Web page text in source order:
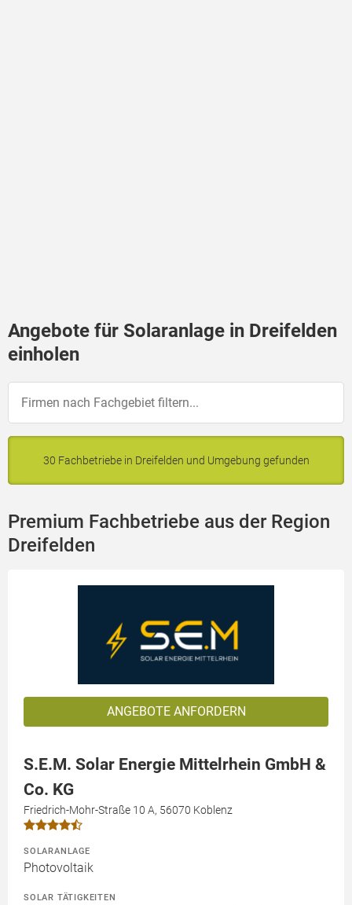
Angebote für Solaranlage in Dreifelden
einholen
30 Fachbetriebe in Dreifelden und Umgebung gefunden
Premium Fachbetriebe aus der Region
Dreifelden
ANGEBOTE ANFORDERN
S.E.M. Solar Energie Mittelrhein GmbH &
Co. KG
Friedrich-Mohr-Straße 10 A, 56070 Koblenz
SOLARANLAGE
Photovoltaik
SOLAR TÄTIGKEITEN